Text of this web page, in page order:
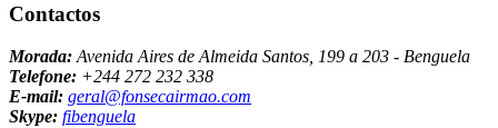
Contactos
Morada: Avenida Aires de Almeida Santos, 199 a 203 - Benguela
Telefone: +244 272 232 338
E-mail: geral@fonsecairmao.com
Skype: fibenguela